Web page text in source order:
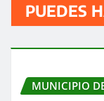
PUEDES
MUNICIPIO